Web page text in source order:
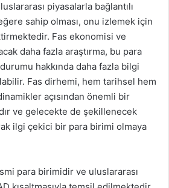
piyasalarla bağlantılı
sahip olması, onu izlemek için
Fas ekonomisi ve
daha fazla araştırma, bu para
hakkında daha fazla bilgi
Fas dirhemi, hem tarihsel hem
açısından önemli bir
ve gelecekte de şekillenecek
ilgi çekici bir para birimi olmaya
para birimidir ve uluslararası